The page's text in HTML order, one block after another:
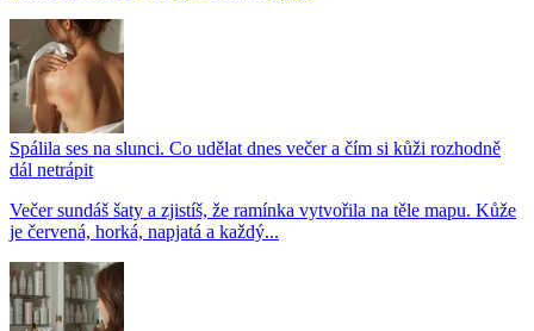
Spálila ses na slunci. Co udělat dnes večer a čím si kůži rozhodně
dál netrápit
Večer sundáš šaty a zjistíš, že ramínka vytvořila na těle mapu. Kůže
je červená, horká, napjatá a každý...